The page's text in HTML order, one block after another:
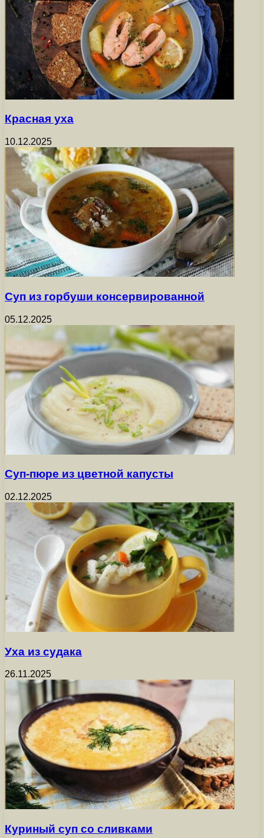
Красная уха
10.12.2025
Суп из горбуши консервированной
05.12.2025
Суп-пюре из цветной капусты
02.12.2025
Уха из судака
26.11.2025
Куриный суп со сливками